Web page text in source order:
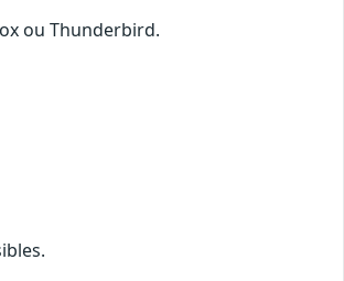
ou Thunderbird.